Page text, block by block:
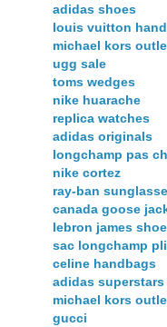
adidas shoes
louis vuitton
michael kors
ugg sale
toms wedges
nike huarache
replica watches
adidas originals
longchamp pas
nike cortez
ray-ban
canada goose
lebron james
sac longchamp
celine handbags
adidas superstars
michael kors
gucci